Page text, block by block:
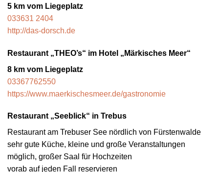
5 km vom Liegeplatz
033631 2404
http://das-dorsch.de
Restaurant „THEO’s“ im Hotel „Märkisches Meer“
8 km vom Liegeplatz
03367762550
https://www.maerkischesmeer.de/gastronomie
Restaurant „Seeblick“ in Trebus
Restaurant am Trebuser See nördlich von Fürstenwalde
sehr gute Küche, kleine und große Veranstaltungen
möglich, großer Saal für Hochzeiten
vorab auf jeden Fall reservieren